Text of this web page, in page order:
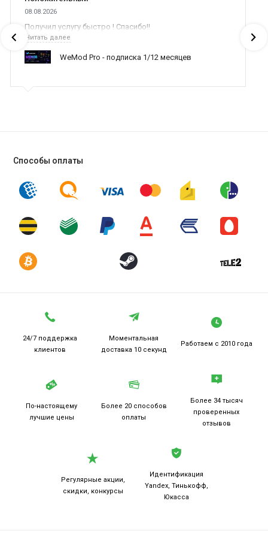
08.08.2026
Получил услугу быстро ! Спасибо!!
Читать далее
WeMod Pro - подписка 1/12 месяцев
Способы оплаты
24/7 поддержка
клиентов
Моментальная
доставка 10 секунд
Работаем с 2010 года
По-настоящему
лучшие цены
Более 20 способов
оплаты
Более 34 тысяч
проверенных
отзывов
Регулярные акции,
скидки, конкурсы
Идентификация
Yandex, Тинькофф,
Юкасса